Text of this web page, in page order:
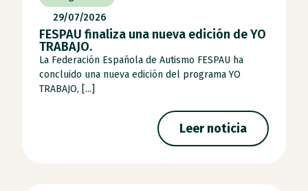
29/07/2026
FESPAU finaliza una nueva edición de YO
TRABAJO.
La Federación Española de Autismo FESPAU ha
concluido una nueva edición del programa YO
TRABAJO, [...]
Leer noticia